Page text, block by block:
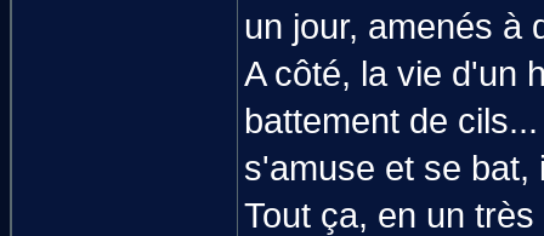
un jour, amenés à
A côté, la vie d'un
battement de
s'amuse et se bat,
Tout ça, en un